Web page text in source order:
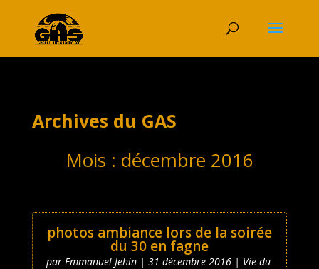
Archives du GAS
Mois : décembre 2016
photos ambiance lors de la soirée
du 30 en fagne
par Emmanuel Jehin| 31 décembre 2016| Vie du